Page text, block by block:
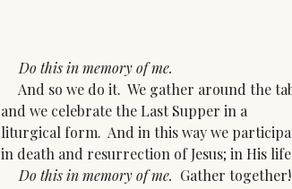
Do this in memory of me.
And so we do it. We gather around the
and we celebrate the Last Supper in a
liturgical form. And in this way we
in death and resurrection of Jesus; in His
Do this in memory of me. Gather together!